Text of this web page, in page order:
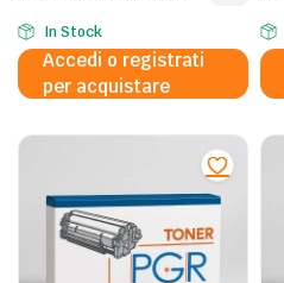
In Stock
Accedi o registrati
per acquistare